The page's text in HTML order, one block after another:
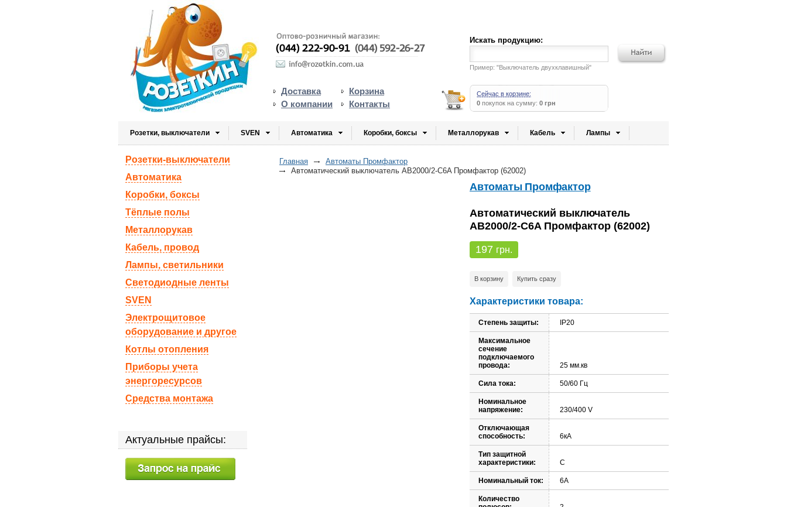
Искать продукцию:
Пример: "Выключатель двухклавишный"
Доставка
Корзина
О компании
Контакты
Сейчас в корзине:
0 покупок на сумму: 0 грн
Розетки, выключатели SVEN Автоматика Коробки, боксы Металлорукав Кабель Лампы
Главная
Автоматы Промфактор
Автоматический выключатель АВ2000/2-C6A Промфактор (62002)
Автоматы Промфактор
Автоматический выключатель
АВ2000/2-C6A Промфактор (62002)
197 грн.
В корзину Купить сразу
Характеристики товара:
Степень защиты: IP20
Максимальное
сечение
подключаемого
провода:
25 мм.кв
Сила тока: 50/60 Гц
Номинальное
напряжение:
230/400 V
Отключающая
способность:
6кА
Тип защитной
характеристики:
C
Номинальный ток: 6A
Количество
Розетки-выключатели
Автоматика
Коробки, боксы
Тёплые полы
Металлорукав
Кабель, провод
Лампы, светильники
Светодиодные ленты
SVEN
Электрощитовое
оборудование и другое
Котлы отопления
Приборы учета
энергоресурсов
Средства монтажа
Актуальные прайсы: